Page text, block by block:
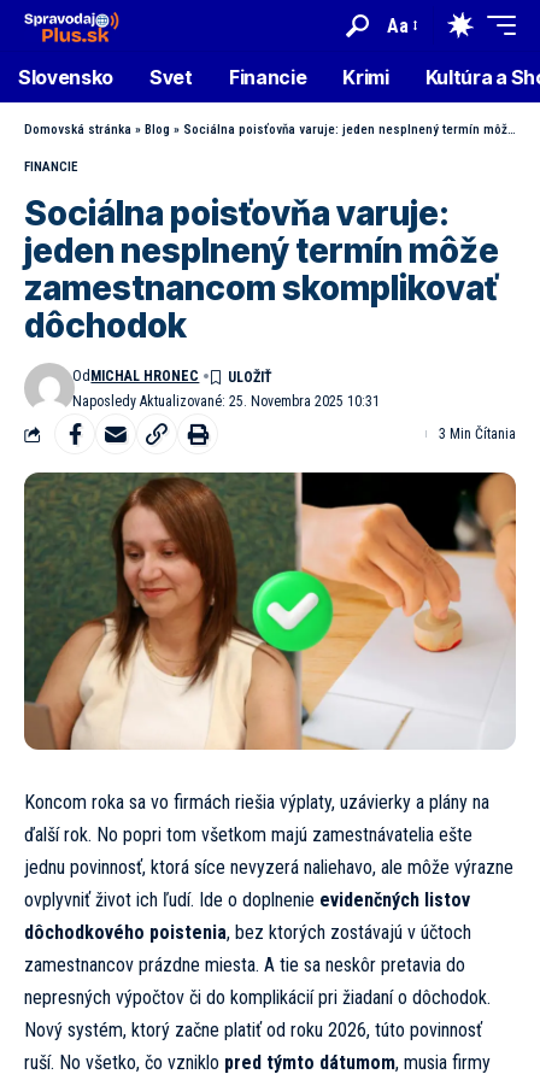
Aa
Slovensko Svet Financie Krimi Kultúra a
Domovská stránka » Blog » Sociálna poisťovňa varuje: jeden nesplnený termín môže zamestnancom skomplikovať dôchodok
FINANCIE
Sociálna poisťovňa varuje:
jeden nesplnený termín môže
zamestnancom skomplikovať
dôchodok
Naposledy Aktualizované: 25. Novembra 2025 10:31
Od MICHAL HRONEC
3 Min Čítania
Koncom roka sa vo firmách riešia výplaty, uzávierky a plány na
ďalší rok. No popri tom všetkom majú zamestnávatelia ešte
jednu povinnosť, ktorá síce nevyzerá naliehavo, ale môže výrazne
ovplyvniť život ich ľudí. Ide o doplnenie evidenčných listov
dôchodkového poistenia, bez ktorých zostávajú v účtoch
zamestnancov prázdne miesta. A tie sa neskôr pretavia do
nepresných výpočtov či do komplikácií pri žiadaní o dôchodok.
Nový systém, ktorý začne platiť od roku 2026, túto povinnosť
ruší. No všetko, čo vzniklo pred týmto dátumom, musia firmy